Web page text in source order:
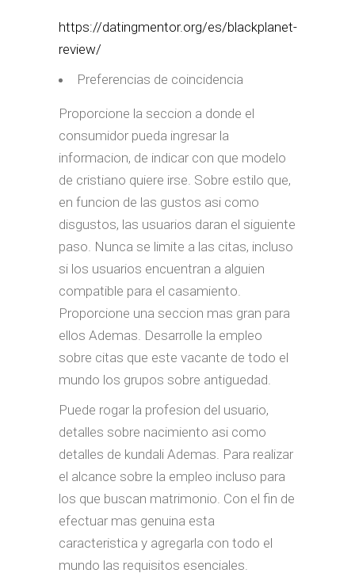
https://datingmentor.org/es/blackplanet-
review/
Preferencias de coincidencia
Proporcione la seccion a donde el
consumidor pueda ingresar la
informacion, de indicar con que modelo
de cristiano quiere irse. Sobre estilo que,
en funcion de las gustos asi­ como
disgustos, las usuarios daran el siguiente
paso. Nunca se limite a las citas, incluso
si los usuarios encuentran a alguien
compatible para el casamiento.
Proporcione una seccion mas gran para
ellos Ademas. Desarrolle la empleo
sobre citas que este vacante de todo el
mundo los grupos sobre antiguedad.
Puede rogar la profesion del usuario,
detalles sobre nacimiento asi­ como
detalles de kundali Ademas. Para realizar
el alcance sobre la empleo incluso para
los que buscan matrimonio. Con el fin de
efectuar mas genuina esta
caracteristica y agregarla con todo el
mundo las requisitos esenciales.